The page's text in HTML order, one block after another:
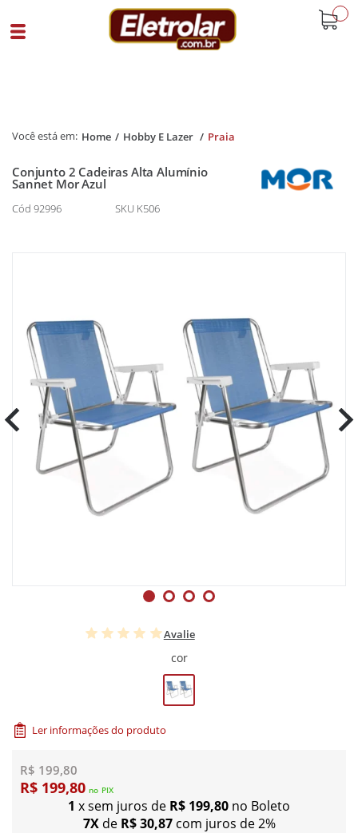
Home Hobby E Lazer Praia
Conjunto 2 Cadeiras Alta Alumínio
Sannet Mor Azul
Cód 92996 SKU K506
Avalie
cor
Ler informações do produto
R$ 199,80
R$ 199,80 no PIX
1 x sem juros de R$ 199,80 no Boleto
7Xde R$ 30,87 com juros de 2%